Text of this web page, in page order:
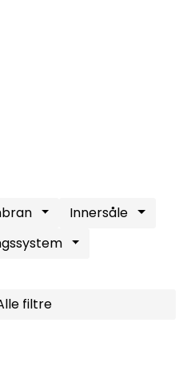
Innersåle
filtre